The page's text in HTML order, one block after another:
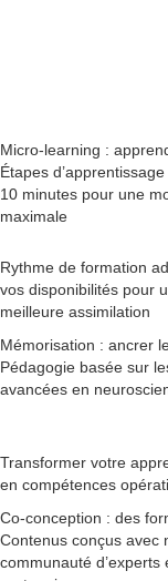
Micro-learning :
Étapes
10 minutes pour une
maximale
Rythme de formation
vos disponibilités pour
meilleure assimilation
Mémorisation : ancrer
Pédagogie basée sur
avancées en
Transformer votre
en compétences
Co-conception : des
Contenus conçus avec
communauté d’experts